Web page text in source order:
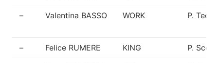
– Valentina BASSO WORK P.
– Felice RUMERE KING P.